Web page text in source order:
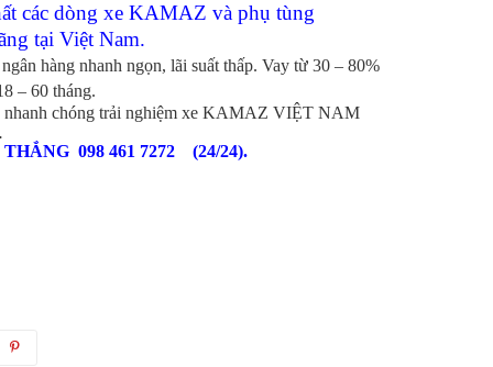
các dòng xe KAMAZ và phụ tùng
tại Việt Nam.
hàng nhanh ngọn, lãi suất thấp. Vay từ 30 – 80%
– 60 tháng.
chóng trải nghiệm xe KAMAZ VIỆT NAM
THẮNG 098 461 7272 (24/24).